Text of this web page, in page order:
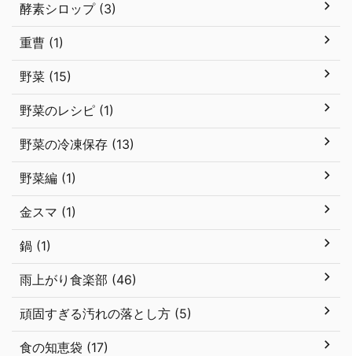
酵素シロップ (3)
重曹 (1)
野菜 (15)
野菜のレシピ (1)
野菜の冷凍保存 (13)
野菜編 (1)
金スマ (1)
鍋 (1)
雨上がり食楽部 (46)
頑固すぎる汚れの落とし方 (5)
食の知恵袋 (17)